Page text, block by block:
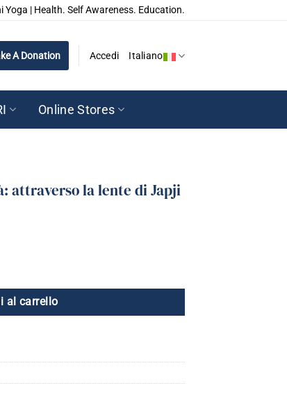
Yoga | Health. Self Awareness. Education.
A Donation Accedi Italiano
Online Stores
attraverso la lente di Japji
al carrello